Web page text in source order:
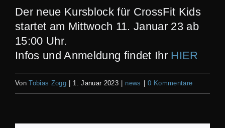
Der neue Kursblock für CrossFit Kids
startet am Mittwoch 11. Januar 23 ab
15:00 Uhr.
Infos und Anmeldung findet Ihr HIER
VonTobias Zogg 1. Januar 2023 news 0 Kommentare